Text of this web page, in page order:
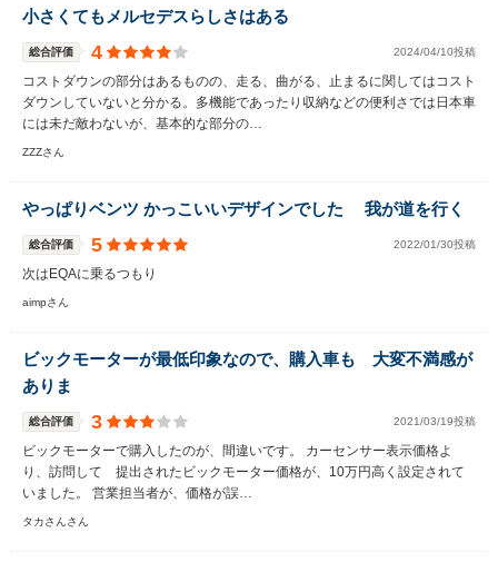
小さくてもメルセデスらしさはある
総合評価 4 2024/04/10投稿
コストダウンの部分はあるものの、走る、曲がる、止まるに関してはコスト
ダウンしていないと分かる。多機能であったり収納などの便利さでは日本車
には未だ敵わないが、基本的な部分の…
ZZZさん
やっぱりベンツ かっこいいデザインでした 我が道を行く
総合評価 5 2022/01/30投稿
次はEQAに乗るつもり
aimpさん
ビックモーターが最低印象なので、購入車も 大変不満感が
ありま
総合評価 3 2021/03/19投稿
ビックモーターで購入したのが、間違いです。 カーセンサー表示価格よ
り、訪問して 提出されたビックモーター価格が、10万円高く設定されて
いました。 営業担当者が、価格が誤…
タカさんさん